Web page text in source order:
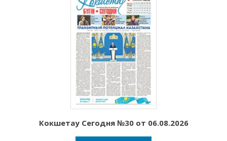
Кокшетау Сегодня №30 от 06.08.2026